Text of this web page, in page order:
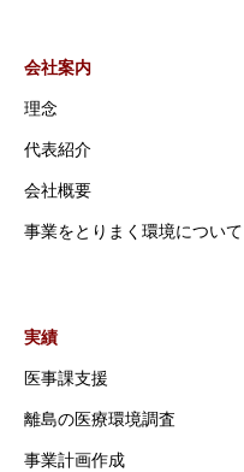
会社案内
理念
代表紹介
会社概要
事業をとりまく環境について
実績
医事課支援
離島の医療環境調査
事業計画作成